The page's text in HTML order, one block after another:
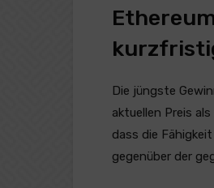
Die jüngste
aktuellen Preis
dass die
gegenüber der